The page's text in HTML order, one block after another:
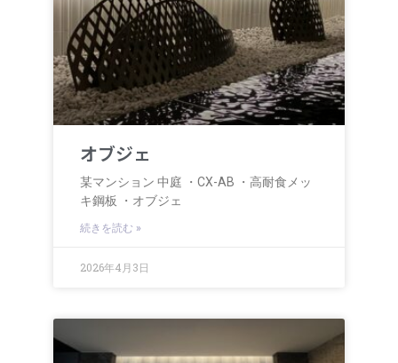
オブジェ
某マンション 中庭 ・CX-AB ・高耐食メッ
キ鋼板 ・オブジェ
続きを読む »
2026年4月3日